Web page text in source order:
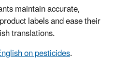
maintain accurate,
labels and ease their
translations.
on pesticides.